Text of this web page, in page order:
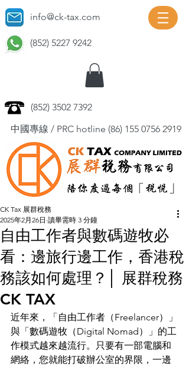
info@ck-tax.com
(852) 5227 9242
(852) 3502 7392
中國專線 / PRC hotline (86) 155 0756 2919
自由工作者與數碼遊牧必
看：邊旅行邊工作，香港稅
務該如何處理？│ 展群稅務
CK TAX
CK Tax 展群稅務
2025年2月26日 讀畢需時 3 分鐘
近年來，「自由工作者（Freelancer）」
與「數碼遊牧（Digital Nomad）」的工
作模式越來越流行。只要有一部電腦和
網絡，您就能打破辦公室的界限，一邊